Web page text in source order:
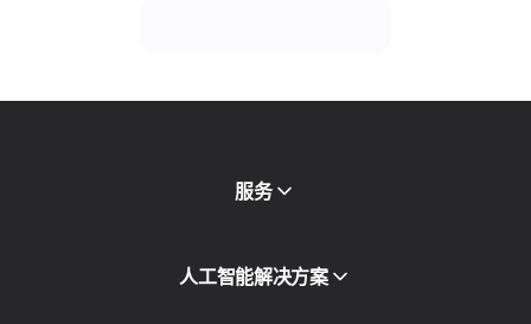
服务
移动代理
住宅代理
人工智能解决方案